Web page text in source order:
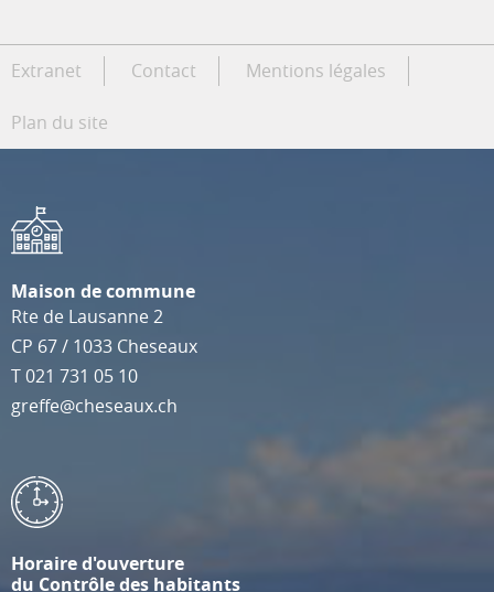
Extranet Contact Mentions légales
Plan du site
Maison de commune
Rte de Lausanne 2
CP 67/ 1033 Cheseaux
T021 731 05 10
greffe@cheseaux.ch
Horaire d'ouverture
du Contrôle des habitants